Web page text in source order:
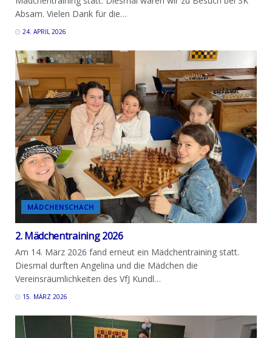
Absam. Vielen Dank für die…
24. APRIL 2026
MÄDCHENSCHACH
2. Mädchentraining 2026
Am 14. März 2026 fand erneut ein Mädchentraining statt.
Diesmal durften Angelina und die Mädchen die
Vereinsräumlichkeiten des VfJ Kundl…
15. MÄRZ 2026